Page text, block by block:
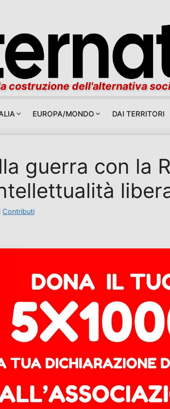
costruzione dell'alternativa
EUROPA/MONDO DAI TERRITORI
guerra con la
Contributi
professori musicisti cineasti, ci
della lotta politica, divenuta
“aree di crisi” che più destano
e la guerra in Ucraina, che
e fondi, con l’apertura indiscriminata